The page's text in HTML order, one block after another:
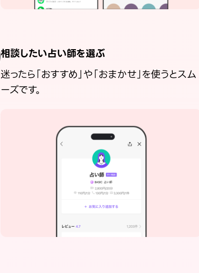
相談したい占い師を選ぶ
迷ったら「おすすめ」や「おまかせ」を使うとスム
ーズです。